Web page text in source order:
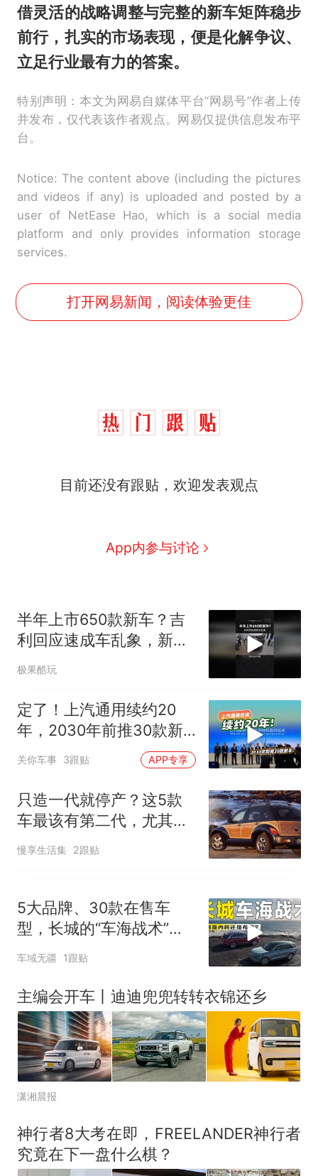
借灵活的战略调整与完整的新车矩阵稳步
前行，扎实的市场表现，便是化解争议、
立足行业最有力的答案。
特别声明：本文为网易自媒体平台“网易号”作者上传
并发布，仅代表该作者观点。网易仅提供信息发布平
台。
Notice: The content above (including the pictures
and videos if any) is uploaded and posted by a
user of NetEase Hao, which is a social media
platform and only provides information storage
services.
打开网易新闻，阅读体验更佳
目前还没有跟贴，欢迎发表观点
App内参与讨论
半年上市650款新车？吉
利回应速成车乱象，新车
开发周期3-5年
极果酷玩
定了！上汽通用续约20
年，2030年前推30款新
车
关你车事 3跟贴 APP专享
只造一代就停产？这5款
车最该有第二代，尤其第
五款太可惜
慢享生活集 2跟贴
5大品牌、30款在售车
型，长城的“车海战术”，
是内耗还是布局？
车域无疆 1跟贴
主编会开车丨迪迪兜兜转转衣锦还乡
潇湘晨报
神行者8大考在即，FREELANDER神行者
究竟在下一盘什么棋？